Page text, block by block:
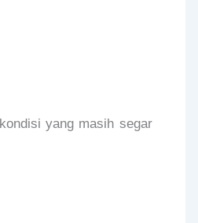
yang masih segar